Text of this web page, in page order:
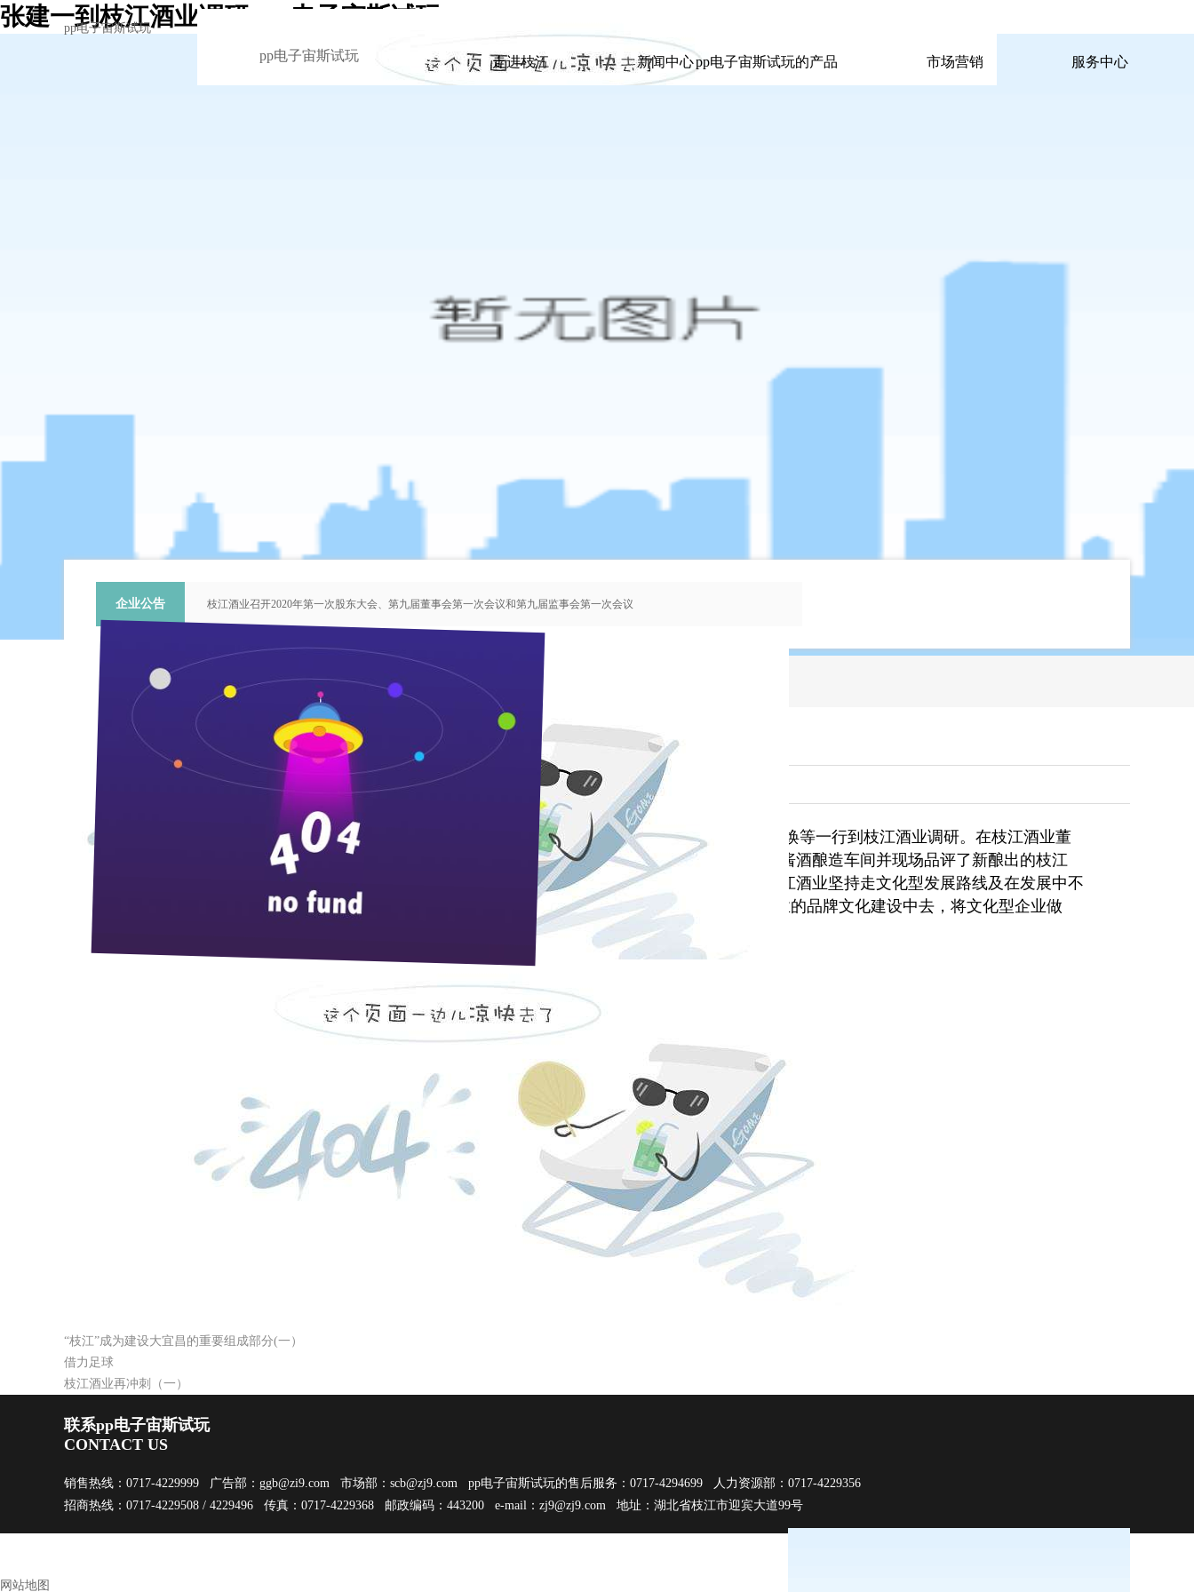
张建一到枝江酒业调研 -pp电子宙斯试玩
pp电子宙斯试玩
pp电子宙斯试玩
走进枝江
新闻中心pp电子宙斯试玩的产品
市场营销
服务中心
企业公告
枝江酒业召开2020年第一次股东大会、第九届董事会第一次会议和第九届监事会第一次会议
关于提名推荐第六届中国青年科技工作者协会会员人选的公示
枝江酒业召开2018年第二次股东大会、第八届董事会第一次会议和第八届监事会第一次会议
枝江酒业召开2015年第一次股东大会、第七届董事会第一次会议和第七届监事会第一次会议
张建一到枝江酒业调研
来源：本站 作者：管理员 时间：2013-06-04 浏览 次
6月4日，宜昌市人大常委会常务副主任张建一、枝江市委书记许志华、人大常委会主任谭克焕等一行到枝江酒业调研。在枝江酒业董
事长蒋红星、总经理陈洪卫、党委书记张华的陪同下，张建一一行参观了枝江酒业酿造五车间及酱酒酿造车间并现场品评了新酿出的枝江
酒，认真听取了蒋红星董事长关于枝江酒业的历史文化发展情况及产量产能等介绍。张建一对枝江酒业坚持走文化型发展路线及在发展中不
断创新给予了高度评价，并鼓励枝江酒业要将“谦”、“泰”、“吉”的文化内涵更加深入的融入到企业的品牌文化建设中去，将文化型企业做
蒋红星（右二）向张建一（左三）介绍酿酒工艺
“枝江”成为建设大宜昌的重要组成部分(一）
借力足球
枝江酒业再冲刺（一）
联系pp电子宙斯试玩
CONTACT US
销售热线：0717-4229999 广告部： ggb@zi9.com 市场部： scb@zj9.com pp电子宙斯试玩的售后服务：0717-4294699 人力资源部：0717-4229356
招商热线：0717-4229508 / 4229496 传真：0717-4229368 邮政编码：443200 e-mail： zj9@zj9.com 地址：湖北省枝江市迎宾大道99号
网站地图